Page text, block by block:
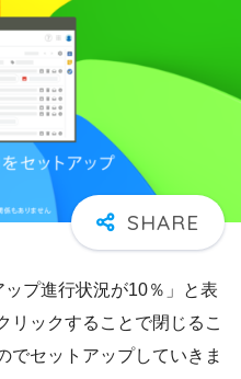
プ進行状況が10％」と表
リックすることで閉じるこ
でセットアップしていきま